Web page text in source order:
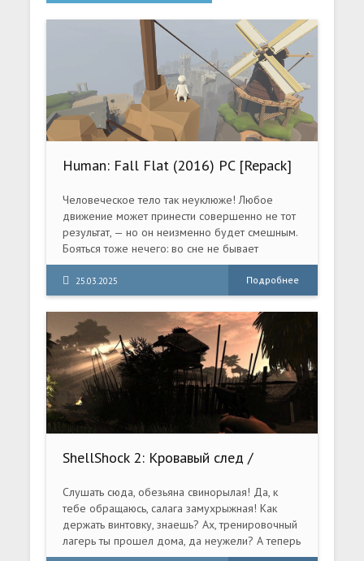
Human: Fall Flat (2016) PC [Repack]
(v1092002 (Candyland Update) +
Саундтрек)
Человеческое тело так неуклюже! Любое
движение может принести совершенно не тот
результат, — но он неизменно будет смешным.
Бояться тоже нечего: во сне не бывает
смертельной опасности.
25.03.2025 Подробнее
ShellShock 2: Кровавый след /
RePack
Слушать сюда, обезьяна свинорылая! Да, к
тебе обращаюсь, салага замухрыжная! Как
держать винтовку, знаешь? Ах, тренировочный
лагерь ты прошел дома, да неужели? А теперь
засунь свои либеральные замашки туда, где не